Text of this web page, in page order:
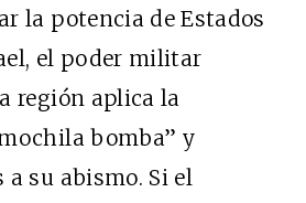
la potencia de Estados
el poder militar
región aplica la
bomba” y
su abismo. Si el